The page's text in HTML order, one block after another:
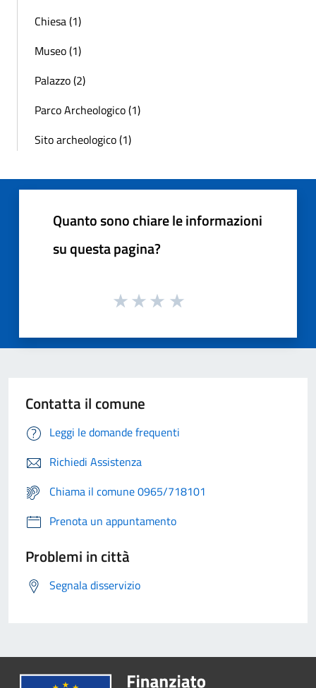
Chiesa (1)
Museo (1)
Palazzo (2)
Parco Archeologico (1)
Sito archeologico (1)
Quanto sono chiare le informazioni
su questa pagina?
Contatta il comune
Leggi le domande frequenti
Richiedi Assistenza
Chiama il comune 0965/718101
Prenota un appuntamento
Problemi in città
Segnala disservizio